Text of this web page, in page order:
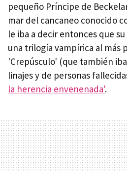
pequeño Príncipe de
mar del cancaneo conocido
le iba a decir entonces que
una trilogía vampírica al más
'Crepúsculo' (que también
linajes y de personas
la herencia envenenada'.